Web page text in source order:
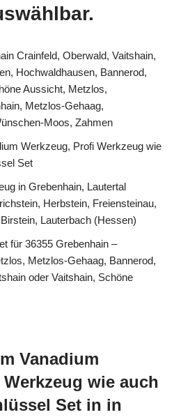
Crainfeld, Oberwald, Vaitshain,
Hochwaldhausen, Bannerod,
Aussicht, Metzlos,
Metzlos-Gehaag,
Moos, Zahmen
Werkzeug, Profi Werkzeug wie
Set
in Grebenhain, Lautertal
Herbstein, Freiensteinau,
Lauterbach (Hessen)
für 36355 Grebenhain –
Metzlos-Gehaag, Bannerod,
oder Vaitshain, Schöne
Vanadium
wie auch
Set in in